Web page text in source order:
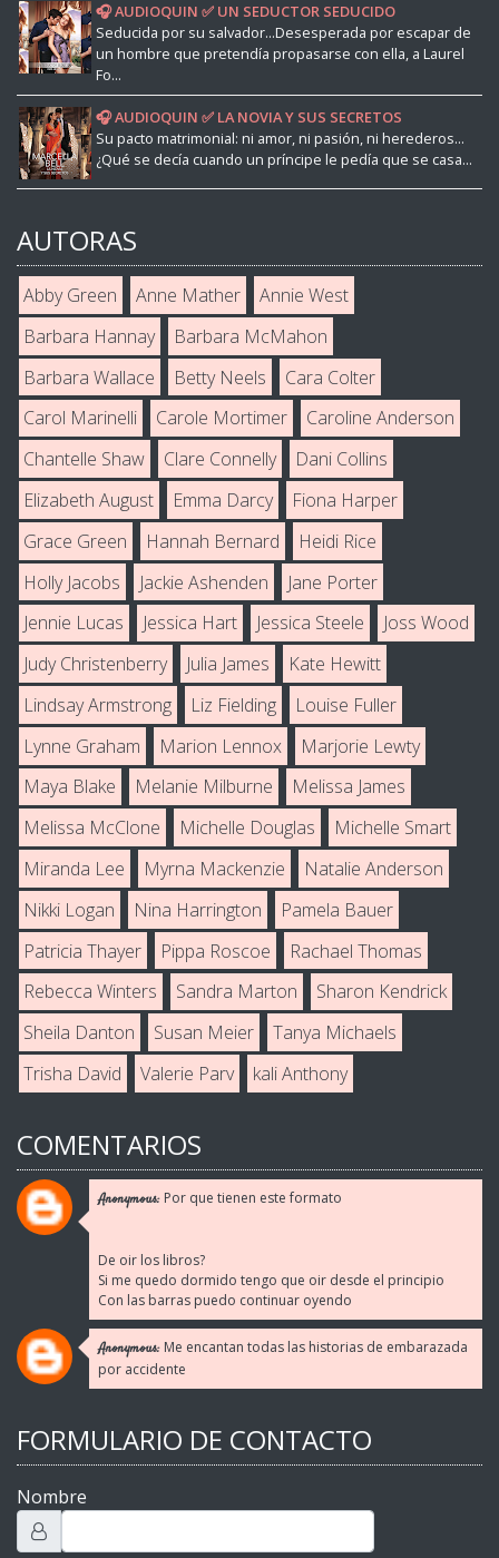
🎧 AUDIOQUIN ✅ UN SEDUCTOR SEDUCIDO
Seducida por su salvador...Desesperada por escapar de
un hombre que pretendía propasarse con ella, a Laurel
Fo...
🎧 AUDIOQUIN ✅ LA NOVIA Y SUS SECRETOS
Su pacto matrimonial: ni amor, ni pasión, ni herederos...
¿Qué se decía cuando un príncipe le pedía que se casa...
AUTORAS
Abby Green Anne Mather
Annie West
Barbara Hannay
Barbara McMahon
Barbara Wallace
Betty Neels
Cara Colter
Carol Marinelli
Carole Mortimer
Caroline Anderson
Chantelle Shaw
Clare Connelly
Dani Collins
Elizabeth August
Emma Darcy
Fiona Harper
Grace Green
Hannah Bernard
Heidi Rice
Holly Jacobs
Jackie Ashenden
Jane Porter
Jennie Lucas
Jessica Hart Jessica Steele
Joss Wood
Judy Christenberry
Julia James
Kate Hewitt
Lindsay Armstrong
Liz Fielding
Louise Fuller
Lynne Graham
Marion Lennox
Marjorie Lewty
Maya Blake
Melanie Milburne
Melissa James
Melissa McClone
Michelle Douglas
Michelle Smart
Miranda Lee
Myrna Mackenzie
Natalie Anderson
Nikki Logan
Nina Harrington
Pamela Bauer
Patricia Thayer
Pippa Roscoe
Rachael Thomas
Rebecca Winters
Sandra Marton
Sharon Kendrick
Sheila Danton
Susan Meier
Tanya Michaels
Trisha David
Valerie Parv kali Anthony
COMENTARIOS
Anonymous: Por que tienen este formato
De oir los libros?
Si me quedo dormido tengo que oir desde el principio
Con las barras puedo continuar oyendo
Anonymous: Me encantan todas las historias de embarazada
por accidente
FORMULARIO DE CONTACTO
Nombre